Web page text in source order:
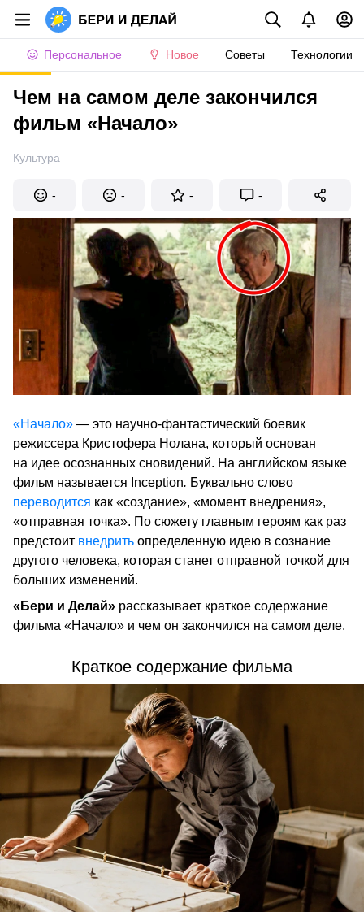
Персональное Новое Советы Технологии
Чем на самом деле закончился
фильм «Начало»
Культура
- - - -
«Начало» — это научно-фантастический боевик
режиссера Кристофера Нолана, который основан
на идее осознанных сновидений. На английском языке
фильм называется Inception. Буквально слово
переводится как «создание», «момент внедрения»,
«отправная точка». По сюжету главным героям как раз
предстоит внедрить определенную идею в сознание
другого человека, которая станет отправной точкой для
больших изменений.
«Бери и Делай» рассказывает краткое содержание
фильма «Начало» и чем он закончился на самом деле.
Краткое содержание фильма